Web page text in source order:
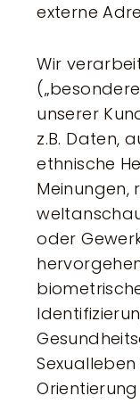
externe
Wir
unserer
z.B. Daten,
ethnische
Meinungen,
oder